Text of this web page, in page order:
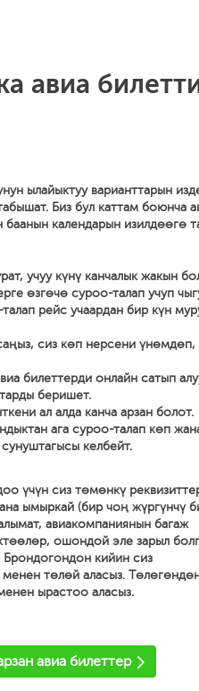
авиа
ылайыктуу варианттарын
Биз бул каттам боюнча
календарын изилдөөгө
учуу күнү канчалык жакын
өзгөчө суроо-талап учуп
рейс учаардан бир күн
сиз көп нерсени үнөмдөп,
билеттерди онлайн сатып
беришет.
ал алда канча арзан болот.
ага суроо-талап көп
келбейт.
үчүн сиз төмөнкү
ымыркай (бир чоң жүргүнчү
авиакомпаниянын багаж
ошондой эле зарыл
Брондогондон кийин сиз
төлөй аласыз.
ырастоо аласыз.
авиа билеттер